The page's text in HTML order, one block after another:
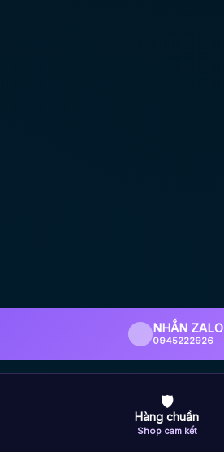
NHẮN ZALO
0945222926
🛡
Hàng chuẩn
Shop cam kết